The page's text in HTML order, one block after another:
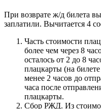
При возврате ж/д билета
заплатили. Вычитается 4
Часть стоимости
более чем через 8
осталось от 2 до 8
плацкарты (на
менее 2 часов до
часа после
плацкарты.
Сбор РЖД. Из